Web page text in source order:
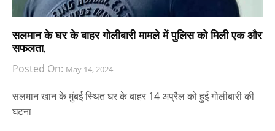
सलमान के घर के बाहर गोलीबारी मामले में पुलिस को मिली एक और
सफलता,
Posted On: May 14, 2024
सलमान खान के मुंबई स्थित घर के बाहर 14 अप्रैल को हुई गोलीबारी की
घटना